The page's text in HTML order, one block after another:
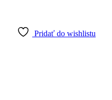
Pridať do wishlistu